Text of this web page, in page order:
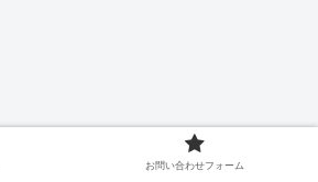
お問い合わせフォーム